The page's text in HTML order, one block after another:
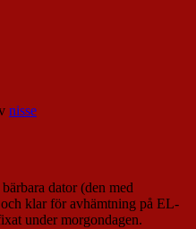
nisse
dator (den med
klar för avhämtning på EL-
under morgondagen.